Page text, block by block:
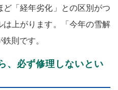
「経年劣化」との区別がつ
上がります。「今年の雪解
則です。
、必ず修理しないとい